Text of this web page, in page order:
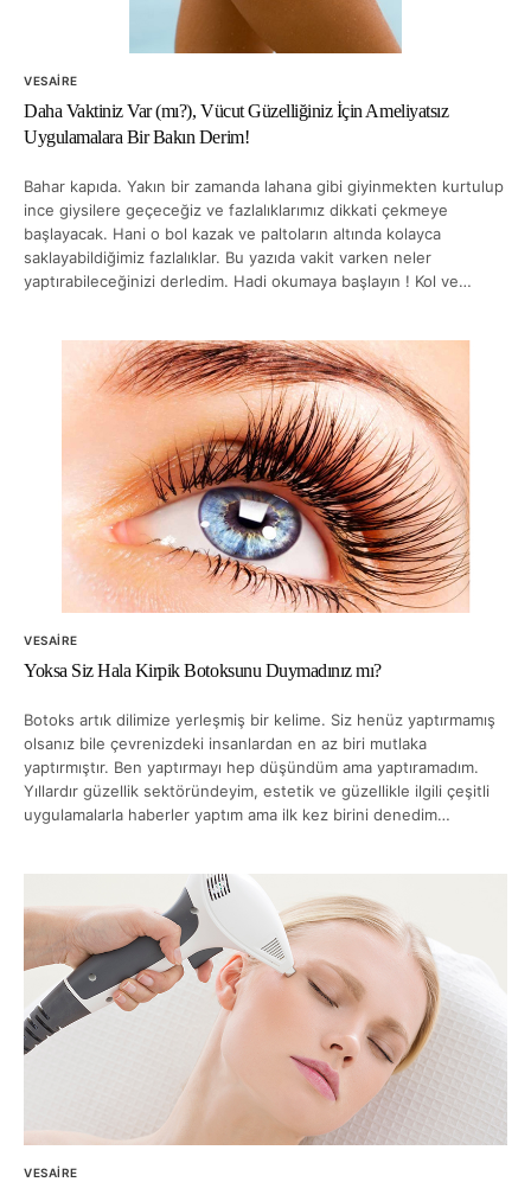
VESAIRE
Daha Vaktiniz Var (mı?), Vücut Güzelliğiniz İçin Ameliyatsız
Uygulamalara Bir Bakın Derim!
Bahar kapıda. Yakın bir zamanda lahana gibi giyinmekten kurtulup
ince giysilere geçeceğiz ve fazlalıklarımız dikkati çekmeye
başlayacak. Hani o bol kazak ve paltoların altında kolayca
saklayabildiğimiz fazlalıklar. Bu yazıda vakit varken neler
yaptırabileceğinizi derledim. Hadi okumaya başlayın ! Kol ve…
VESAIRE
Yoksa Siz Hala Kirpik Botoksunu Duymadınız mı?
Botoks artık dilimize yerleşmiş bir kelime. Siz henüz yaptırmamış
olsanız bile çevrenizdeki insanlardan en az biri mutlaka
yaptırmıştır. Ben yaptırmayı hep düşündüm ama yaptıramadım.
Yıllardır güzellik sektöründeyim, estetik ve güzellikle ilgili çeşitli
uygulamalarla haberler yaptım ama ilk kez birini denedim…
VESAIRE